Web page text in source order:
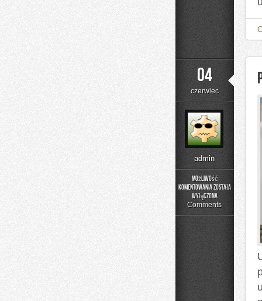
04
czerwiec
admin
Możliwość
komentowania
Poradnik
Prania
została
wyłączona
Comments